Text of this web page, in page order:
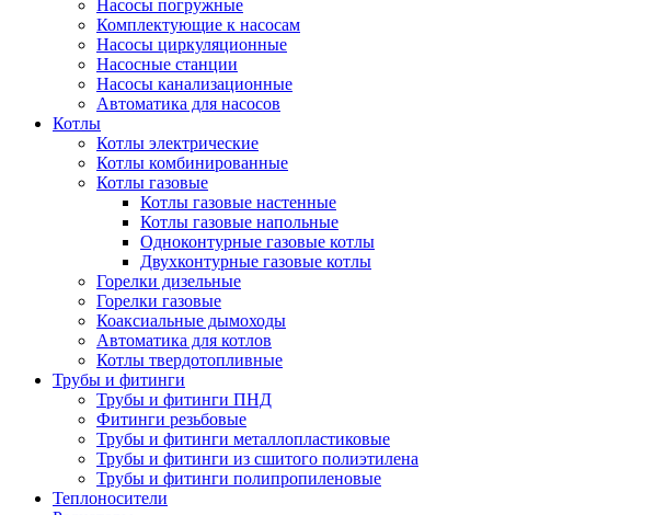
Насосы погружные
Комплектующие к насосам
Насосы циркуляционные
Насосные станции
Насосы канализационные
Автоматика для насосов
Котлы
Котлы электрические
Котлы комбинированные
Котлы газовые
Котлы газовые настенные
Котлы газовые напольные
Одноконтурные газовые котлы
Двухконтурные газовые котлы
Горелки дизельные
Горелки газовые
Коаксиальные дымоходы
Автоматика для котлов
Котлы твердотопливные
Трубы и фитинги
Трубы и фитинги ПНД
Фитинги резьбовые
Трубы и фитинги металлопластиковые
Трубы и фитинги из сшитого полиэтилена
Трубы и фитинги полипропиленовые
Теплоносители